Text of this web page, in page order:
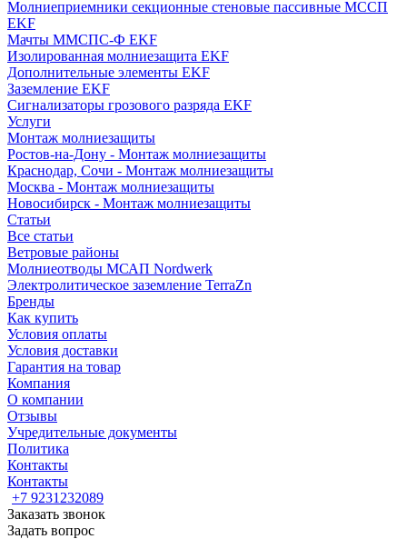
Молниеприемники секционные стеновые пассивные МССП
EKF
Мачты ММСПС-Ф EKF
Изолированная молниезащита EKF
Дополнительные элементы EKF
Заземление EKF
Сигнализаторы грозового разряда EKF
Услуги
Монтаж молниезащиты
Ростов-на-Дону - Монтаж молниезащиты
Краснодар, Сочи - Монтаж молниезащиты
Москва - Монтаж молниезащиты
Новосибирск - Монтаж молниезащиты
Статьи
Все статьи
Ветровые районы
Молниеотводы МСАП Nordwerk
Электролитическое заземление TerraZn
Бренды
Как купить
Условия оплаты
Условия доставки
Гарантия на товар
Компания
О компании
Отзывы
Учредительные документы
Политика
Контакты
Контакты
+7 9231232089
Заказать звонок
Задать вопрос